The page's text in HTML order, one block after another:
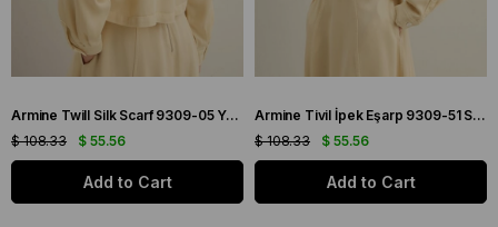
Armine Twill Silk Scarf 9309-05 Yellow Mixed Pattern
$ 55.56
$ 108.33
Add to Cart
Armine Tivil İpek Eşarp 9309-51 Sarı Karışık Desen
$ 55.56
$ 108.33
Add to Cart